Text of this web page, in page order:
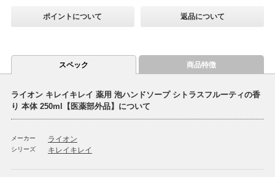
ポイントについて 返品について
スペック 商品特徴
ライオン キレイキレイ 薬用 泡ハンドソープ シトラスフルーティの香
り 本体 250ml【医薬部外品】について
メーカー ライオン
シリーズ キレイキレイ